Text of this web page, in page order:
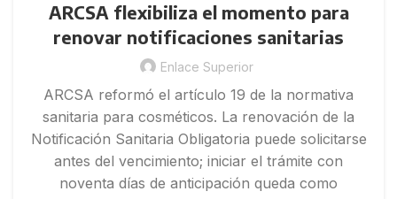
ARCSA flexibiliza el momento para
renovar notificaciones sanitarias
Enlace Superior
ARCSA reformó el artículo 19 de la normativa
sanitaria para cosméticos. La renovación de la
Notificación Sanitaria Obligatoria puede solicitarse
antes del vencimiento; iniciar el trámite con
noventa días de anticipación queda como